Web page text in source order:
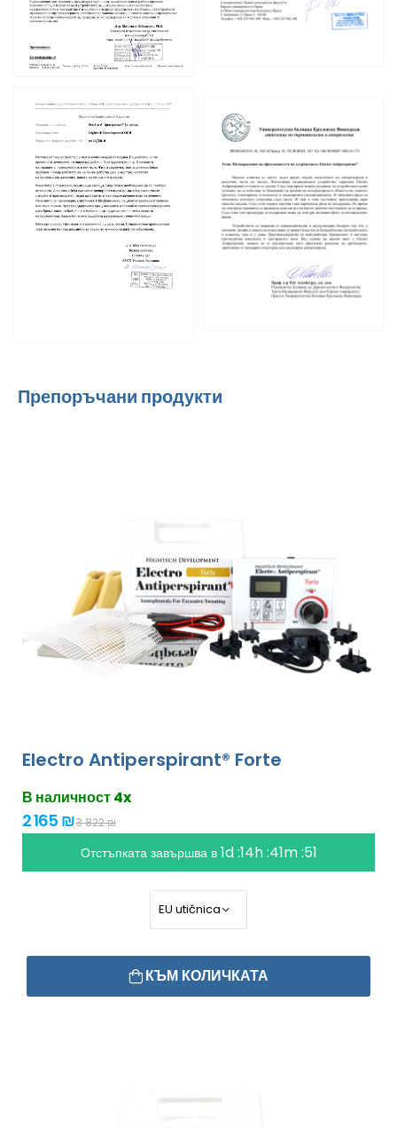
Препоръчани продукти
Electro Antiperspirant® Forte
В наличност 4x
2 165 ₪3 822 ₪
Отстъпката завършва в 1d :14h :41m :49
КЪМ КОЛИЧКАТА